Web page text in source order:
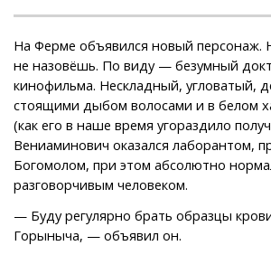
На Ферме объявился новый персонаж.
не назовёшь. По виду — безумный
кинофильма. Нескладный, угловатый,
стоящими дыбом волосами и в белом
(как его в наше время угораздило
Вениаминович оказался лаборантом,
Богомолом, при этом абсолютно
разговорчивым человеком.
— Буду регулярно брать образцы
Горыныча, — объявил он.